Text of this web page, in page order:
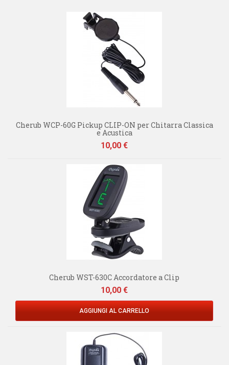
Cherub WCP-60G Pickup CLIP-ON per Chitarra Classica
e Acustica
Prezzo
10,00 €
Cherub WST-630C Accordatore a Clip
Prezzo
10,00 €
AGGIUNGI AL CARRELLO